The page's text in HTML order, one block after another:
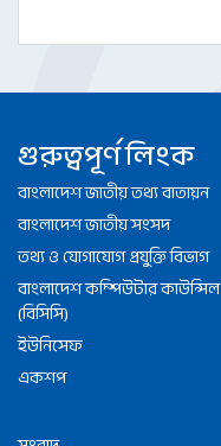
গুরুত্বপূর্ণ লিংক
বাংলাদেশ জাতীয় তথ্য বাতায়ন
বাংলাদেশ জাতীয় সংসদ
তথ্য ও যোগাযোগ প্রযুক্তি বিভাগ
বাংলাদেশ কম্পিউটার কাউন্সিল
(বিসিসি)
ইউনিসেফ
একশপ